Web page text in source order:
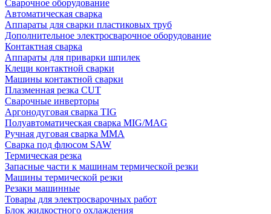
Сварочное оборудование
Автоматическая сварка
Аппараты для сварки пластиковых труб
Дополнительное электросварочное оборудование
Контактная сварка
Аппараты для приварки шпилек
Клещи контактной сварки
Машины контактной сварки
Плазменная резка CUT
Сварочные инверторы
Аргонодуговая сварка TIG
Полуавтоматическая сварка MIG/MAG
Ручная дуговая сварка MMA
Сварка под флюсом SAW
Термическая резка
Запасные части к машинам термической резки
Машины термической резки
Резаки машинные
Товары для электросварочных работ
Блок жидкостного охлаждения